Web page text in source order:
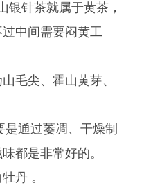
针茶就属于黄茶，
中间需要闷黄工
毛尖、霍山黄芽、
通过萎凋、干燥制
都是非常好的。
丹 。